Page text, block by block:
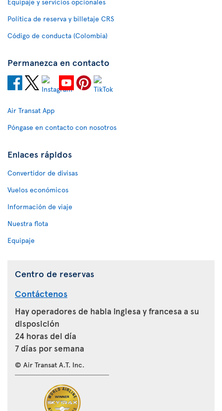
Política de reserva y billetaje CRS
Código de conducta (Colombia)
Permanezca en contacto
Air Transat App
Póngase en contacto con nosotros
Enlaces rápidos
Convertidor de divisas
Vuelos económicos
Información de viaje
Nuestra flota
Equipaje
Centro de reservas
Contáctenos
Hay operadores de habla inglesa y francesa a su
disposición
24 horas del día
7 días por semana
© Air Transat A.T. Inc.